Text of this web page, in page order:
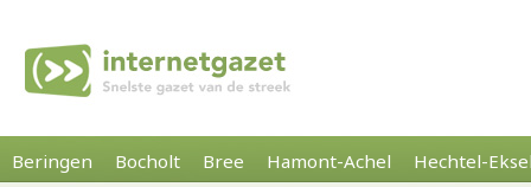
Beringen Bocholt Bree Hamont-Achel Hechtel-